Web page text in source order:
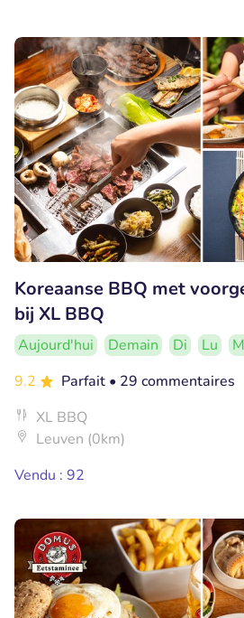
Koreaanse BBQ met
bij XL BBQ
Aujourd'hui Demain Di Lu
9.2
Parfait • 29 commentaires
XL BBQ
Leuven (0km)
Vendu : 92